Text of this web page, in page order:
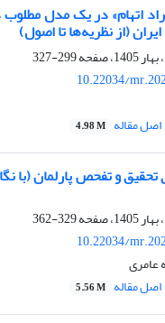
اتهام» در یک مدل
(از نظریه‌ها تا اصول)
299-327
10.22034/
اصل مقاله 4.98 M
تحقیق و تفحص پارلمان (با
329-362
10.22034/
عامری
اصل مقاله 5.56 M